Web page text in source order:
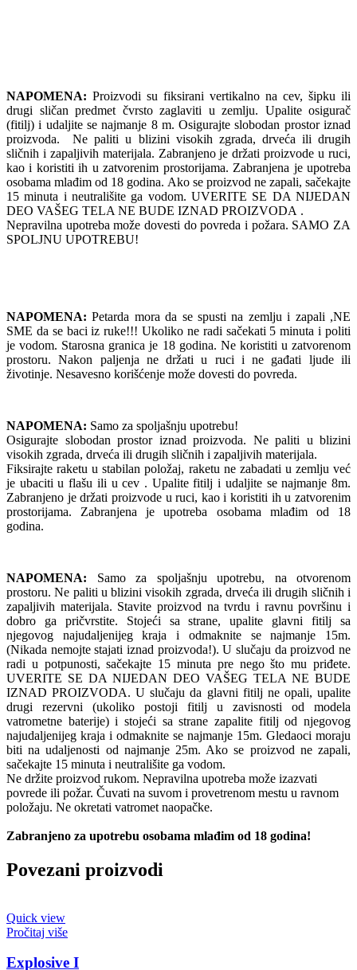
NAPOMENA: Proizvodi su fiksirani vertikalno na cev, šipku ili
drugi sličan predmet čvrsto zaglaviti u zemlju. Upalite osigurač
(fitilj) i udaljite se najmanje 8 m. Osigurajte slobodan prostor iznad
proizvoda. Ne paliti u blizini visokih zgrada, drveća ili drugih
sličnih i zapaljivih materijala. Zabranjeno je držati proizvode u ruci,
kao i koristiti ih u zatvorenim prostorijama. Zabranjena je upotreba
osobama mlađim od 18 godina. Ako se proizvod ne zapali, sačekajte
15 minuta i neutrališite ga vodom. UVERITE SE DA NIJEDAN
DEO VAŠEG TELA NE BUDE IZNAD PROIZVODA .
Nepravilna upotreba može dovesti do povreda i požara. SAMO ZA
SPOLJNU UPOTREBU!
NAPOMENA: Petarda mora da se spusti na zemlju i zapali ,NE
SME da se baci iz ruke!!! Ukoliko ne radi sačekati 5 minuta i politi
je vodom. Starosna granica je 18 godina. Ne koristiti u zatvorenom
prostoru. Nakon paljenja ne držati u ruci i ne gađati ljude ili
životinje. Nesavesno korišćenje može dovesti do povreda.
NAPOMENA: Samo za spoljašnju upotrebu!
Osigurajte slobodan prostor iznad proizvoda. Ne paliti u blizini
visokih zgrada, drveća ili drugih sličnih i zapaljivih materijala.
Fiksirajte raketu u stabilan položaj, raketu ne zabadati u zemlju već
je ubaciti u flašu ili u cev . Upalite fitilj i udaljite se najmanje 8m.
Zabranjeno je držati proizvode u ruci, kao i koristiti ih u zatvorenim
prostorijama. Zabranjena je upotreba osobama mlađim od 18
godina.
NAPOMENA: Samo za spoljašnju upotrebu, na otvorenom
prostoru. Ne paliti u blizini visokih zgrada, drveća ili drugih sličnih i
zapaljivih materijala. Stavite proizvod na tvrdu i ravnu površinu i
dobro ga pričvrstite. Stojeći sa strane, upalite glavni fitilj sa
njegovog najudaljenijeg kraja i odmaknite se najmanje 15m.
(Nikada nemojte stajati iznad proizvoda!). U slučaju da proizvod ne
radi u potpunosti, sačekajte 15 minuta pre nego što mu priđete.
UVERITE SE DA NIJEDAN DEO VAŠEG TELA NE BUDE
IZNAD PROIZVODA. U slučaju da glavni fitilj ne opali, upalite
drugi rezervni (ukoliko postoji fitilj u zavisnosti od modela
vatrometne baterije) i stojeći sa strane zapalite fitilj od njegovog
najudaljenijeg kraja i odmaknite se najmanje 15m. Gledaoci moraju
biti na udaljenosti od najmanje 25m. Ako se proizvod ne zapali,
sačekajte 15 minuta i neutrališite ga vodom.
Ne držite proizvod rukom. Nepravilna upotreba može izazvati
povrede ili požar. Čuvati na suvom i provetrenom mestu u ravnom
položaju. Ne okretati vatromet naopačke.
Zabranjeno za upotrebu osobama mlađim od 18 godina!
Povezani proizvodi
Quick view
Pročitaj više
Explosive I